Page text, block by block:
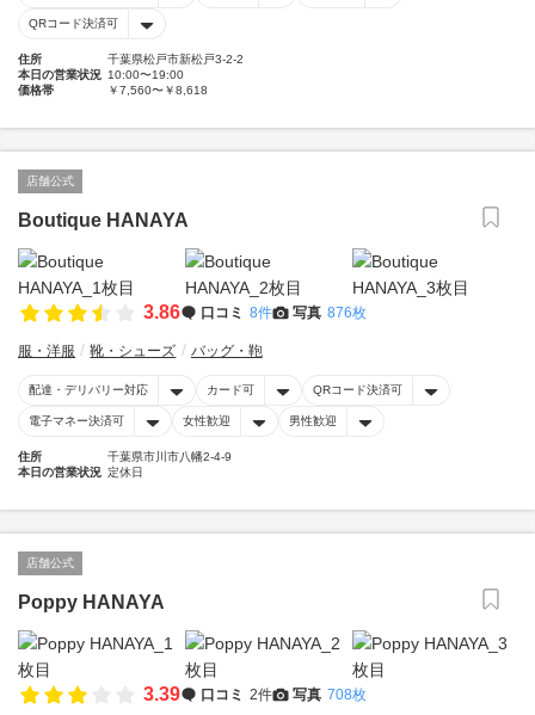
QRコード決済可
住所
千葉県松戸市新松戸3-2-2
本日の営業状況 10:00〜19:00
価格帯
￥7,560〜￥8,618
店舗公式
Boutique HANAYA
3.86 口コミ 8件 写真 876枚
服・洋服 靴・シューズ バッグ・鞄
配達・デリバリー対応 カード可 QRコード決済可
電子マネー決済可 女性歓迎 男性歓迎
住所
千葉県市川市八幡2-4-9
本日の営業状況 定休日
店舗公式
Poppy HANAYA
3.39 口コミ 2件 写真 708枚